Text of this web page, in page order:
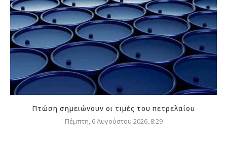
Πτώση σημειώνουν οι τιμές του πετρελαίου
Πέμπτη, 6 Αυγούστου 2026, 8:29